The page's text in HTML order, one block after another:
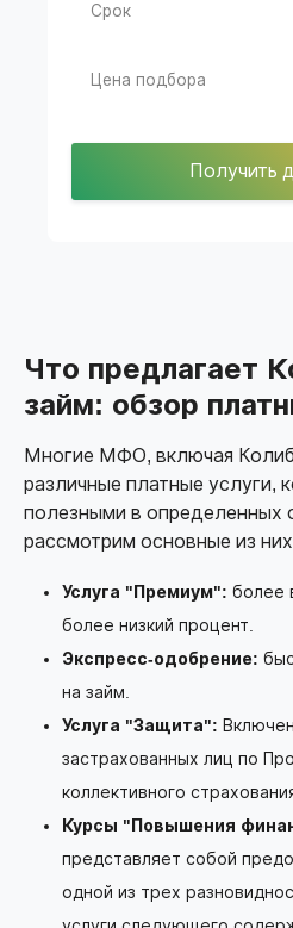
Срок
Цена подбора
Получить
Что предлагает
займ: обзор
Многие МФО, включая
различные платные услуги,
полезными в определенных
рассмотрим основные из
Услуга "Премиум": более
более низкий процент.
Экспресс-одобрение:
на займ.
Услуга "Защита":
застрахованных лиц по
коллективного
Курсы "Повышения
представляет собой
одной из трех